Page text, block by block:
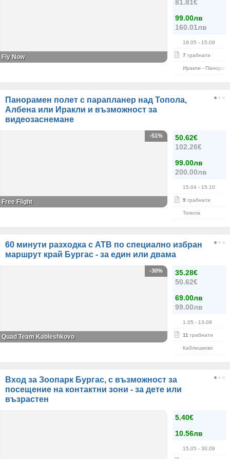
81.81€
99.00лв
160.01лв
19.05 - 15.09
7 грабнати
Иракли -
Fly Now
Панорамен полет с парапланер над Топола,
Албена или Иракли и възможност за
видеозаснемане
50.62€
102.26€
99.00лв
200.00лв
15.04 - 15.10
9 грабнати
Топола
-51%
Free Flight
60 минути разходка с АТВ по специално избран
маршрут край Бургас - за един или двама
35.28€
50.62€
69.00лв
99.00лв
1.05 - 13.09
11 грабнати
Каблешково
-30%
Quad Team Kableshkovo
Вход за Зоопарк Бургас, с възможност за
посещение на контактни зони - за дете или
възрастен
5.40€
10.56лв
15.05 - 30.09